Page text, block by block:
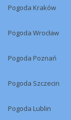
Pogoda Kraków
Pogoda Wrocław
Pogoda Poznań
Pogoda Szczecin
Pogoda Lublin